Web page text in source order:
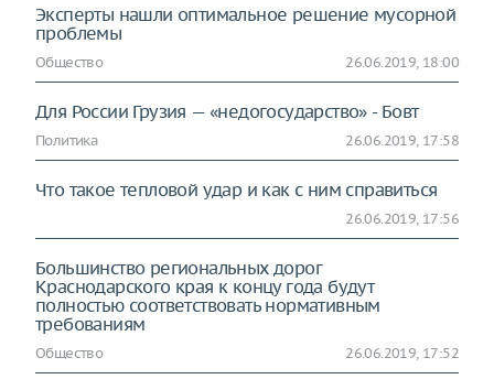
Эксперты нашли оптимальное решение мусорной
проблемы
Общество 26.06.2019, 18:00
Для России Грузия — «недогосударство» - Бовт
Политика 26.06.2019, 17:58
Что такое тепловой удар и как с ним справиться
26.06.2019, 17:56
Большинство региональных дорог
Краснодарского края к концу года будут
полностью соответствовать нормативным
требованиям
Общество 26.06.2019, 17:52